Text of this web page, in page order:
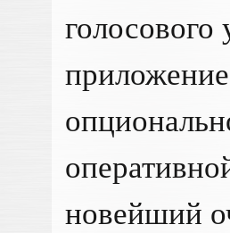
голосового
новейший